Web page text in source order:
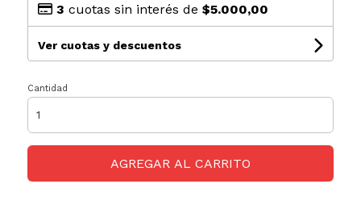
3 cuotas sin interés de $5.000,00
Ver cuotas y descuentos
Cantidad
AGREGAR AL CARRITO